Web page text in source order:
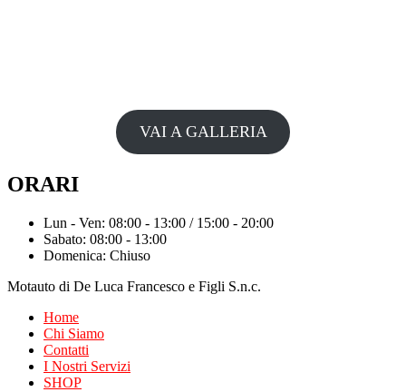
VAI A GALLERIA
ORARI
Lun - Ven: 08:00 - 13:00 / 15:00 - 20:00
Sabato: 08:00 - 13:00
Domenica: Chiuso
Motauto di De Luca Francesco e Figli S.n.c.
Home
Chi Siamo
Contatti
I Nostri Servizi
SHOP